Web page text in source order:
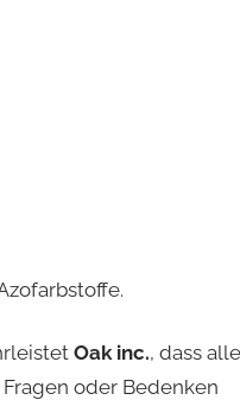
Oak inc., dass alle
oder Bedenken